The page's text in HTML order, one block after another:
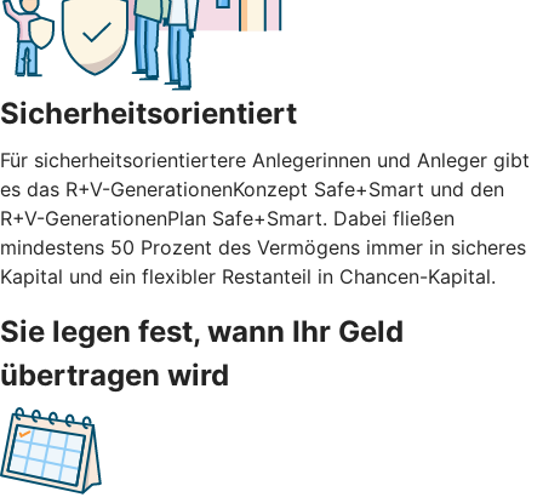
Sicherheitsorientiert
Für sicherheitsorientiertere Anlegerinnen und Anleger gibt
es das R+V-GenerationenKonzept Safe+Smart und den
R+V-GenerationenPlan Safe+Smart. Dabei fließen
mindestens 50 Prozent des Vermögens immer in sicheres
Kapital und ein flexibler Restanteil in Chancen-Kapital.
Sie legen fest, wann Ihr Geld
übertragen wird